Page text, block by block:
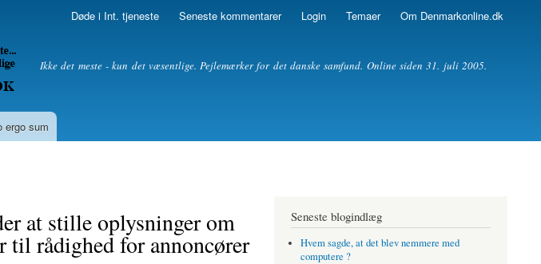
Døde i Int. tjeneste Seneste kommentarer Login Temaer Om Denmarkonline.dk
Ikke det meste - kun det væsentlige. Pejlemærker for det danske samfund. Online siden 31. juli 2005.
ergo sum
at stille oplysninger om
til rådighed for annoncører
Seneste blogindlæg
Hvem sagde, at det blev nemmere med
computere ?